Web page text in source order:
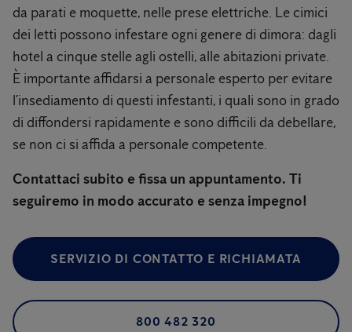
da parati e moquette, nelle prese elettriche. Le cimici
dei letti possono infestare ogni genere di dimora: dagli
hotel a cinque stelle agli ostelli, alle abitazioni private.
È importante affidarsi a personale esperto per evitare
l’insediamento di questi infestanti, i quali sono in grado
di diffondersi rapidamente e sono difficili da debellare,
se non ci si affida a personale competente.
Contattaci subito e fissa un appuntamento. Ti
seguiremo in modo accurato e senza impegno!
SERVIZIO DI CONTATTO E RICHIAMATA
800 482 320